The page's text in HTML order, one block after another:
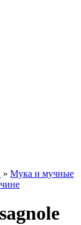
» Мука и мучные